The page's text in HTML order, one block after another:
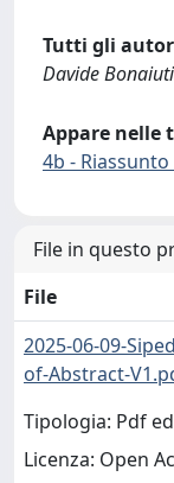
Tutti gli
Davide Bonaiuti
Appare nelle
4b -
File in questo
File
2025-06-09-
of-Abstract-
Tipologia: Pdf
Licenza: Open